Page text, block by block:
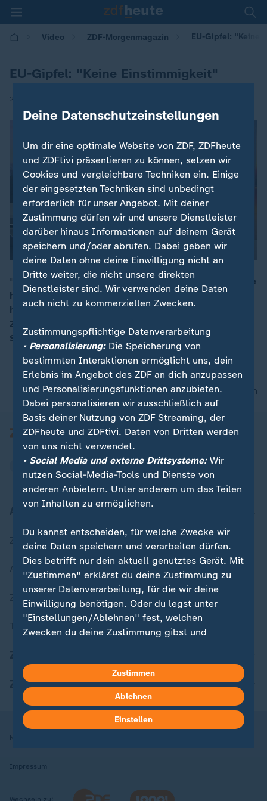
Video ZDF-Morgenmagazin EU-Gipfel: "Keine
EU-Gipfel: "Keine Einstimmigkeit"
27.06.2025 | 05:30
00:15
"Geschlossenheit und Rückenstärkung" für die Ukraine
habe man nicht hinbekommen, da sie Slowakei "Angst
habe, nicht genug Gas zu bekommen", so Ulf Röller,
ZDF-Korrespondent in Brüssel, zu Russland-
Sanktionen.
nach oben
Zuletzt veröffentlicht
Aktuelle Sendungs-Videos
ZDFheute Stories
Themen im Überblick
ZDFheute Apps
Nutzungsbedingungen
Impressum
Wechseln zu:
Deine Datenschutzeinstellungen
Um dir eine optimale Website von ZDF, ZDFheute
und ZDFtivi präsentieren zu können, setzen wir
Cookies und vergleichbare Techniken ein. Einige
der eingesetzten Techniken sind unbedingt
erforderlich für unser Angebot. Mit deiner
Zustimmung dürfen wir und unsere Dienstleister
darüber hinaus Informationen auf deinem Gerät
speichern und/oder abrufen. Dabei geben wir
deine Daten ohne deine Einwilligung nicht an
Dritte weiter, die nicht unsere direkten
Dienstleister sind. Wir verwenden deine Daten
auch nicht zu kommerziellen Zwecken.
Zustimmungspflichtige Datenverarbeitung
• Personalisierung:Die Speicherung von
bestimmten Interaktionen ermöglicht uns, dein
Erlebnis im Angebot des ZDF an dich anzupassen
und Personalisierungsfunktionen anzubieten.
Dabei personalisieren wir ausschließlich auf
Basis deiner Nutzung von ZDF Streaming, der
ZDFheute und ZDFtivi. Daten von Dritten werden
von uns nicht verwendet.
• Social Media und externe Drittsysteme:Wir
nutzen Social-Media-Tools und Dienste von
anderen Anbietern. Unter anderem um das Teilen
von Inhalten zu ermöglichen.
Du kannst entscheiden, für welche Zwecke wir
deine Daten speichern und verarbeiten dürfen.
Dies betrifft nur dein aktuell genutztes Gerät. Mit
"Zustimmen" erklärst du deine Zustimmung zu
unserer Datenverarbeitung, für die wir deine
Einwilligung benötigen. Oder du legst unter
"Einstellungen/Ablehnen" fest, welchen
Zwecken du deine Zustimmung gibst und
in deinen Einstellungen widerrufen oder ändern.
Hier findest du das Impressum.
Weitere Informationen findest du in unserer
Datenschutzerklärung.
Zustimmen
Ablehnen
Einstellen